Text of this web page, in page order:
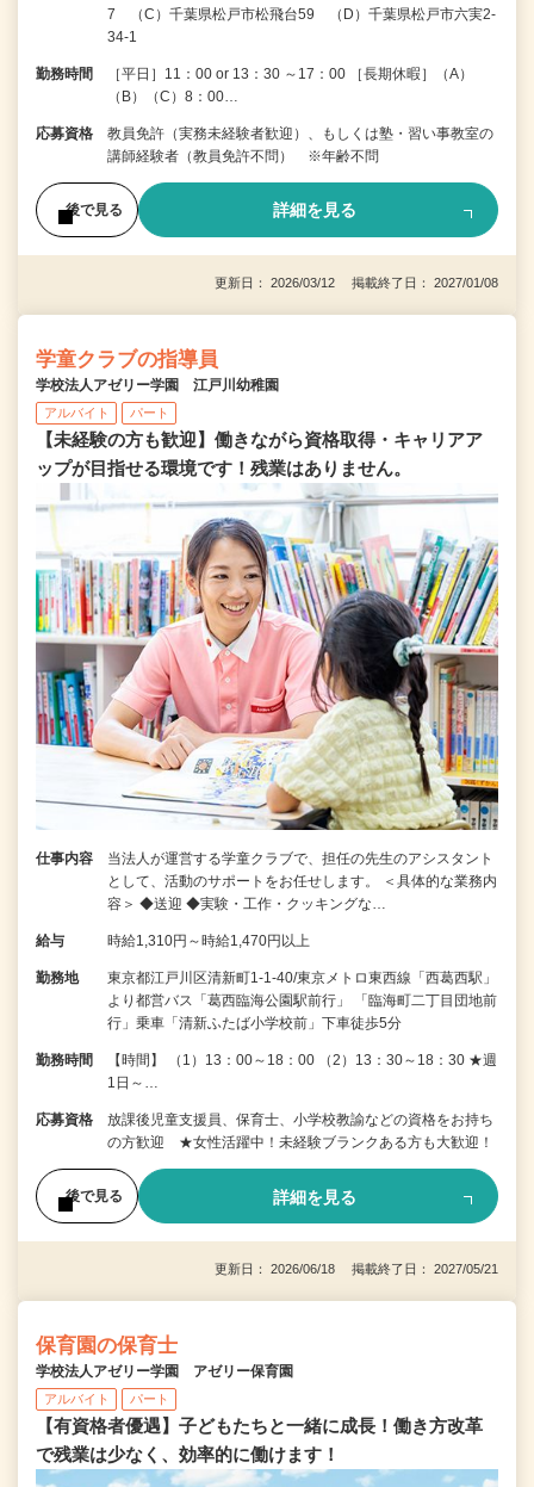
7 （C）千葉県松戸市松飛台59 （D）千葉県松戸市六実2-
34-1
勤務時間
［平日］11：00 or 13：30 ～17：00 ［長期休暇］（A）
（B）（C）8：00…
応募資格
教員免許（実務未経験者歓迎）、もしくは塾・習い事教室の
講師経験者（教員免許不問） ※年齢不問
後で見る 詳細を見る
更新日： 2026/03/12 掲載終了日： 2027/01/08
学童クラブの指導員
学校法人アゼリー学園 江戸川幼稚園
アルバイト パート
【未経験の方も歓迎】働きながら資格取得・キャリアア
ップが目指せる環境です！残業はありません。
仕事内容
当法人が運営する学童クラブで、担任の先生のアシスタント
として、活動のサポートをお任せします。 ＜具体的な業務内
容＞ ◆送迎 ◆実験・工作・クッキングな…
給与 時給1,310円～時給1,470円以上
勤務地
東京都江戸川区清新町1-1-40/東京メトロ東西線「西葛西駅」
より都営バス「葛西臨海公園駅前行」 「臨海町二丁目団地前
行」乗車「清新ふたば小学校前」下車徒歩5分
勤務時間
【時間】 （1）13：00～18：00 （2）13：30～18：30 ★週
1日～…
応募資格
放課後児童支援員、保育士、小学校教諭などの資格をお持ち
の方歓迎 ★女性活躍中！未経験ブランクある方も大歓迎！
後で見る 詳細を見る
更新日： 2026/06/18 掲載終了日： 2027/05/21
保育園の保育士
学校法人アゼリー学園 アゼリー保育園
アルバイト パート
【有資格者優遇】子どもたちと一緒に成長！働き方改革
で残業は少なく、効率的に働けます！